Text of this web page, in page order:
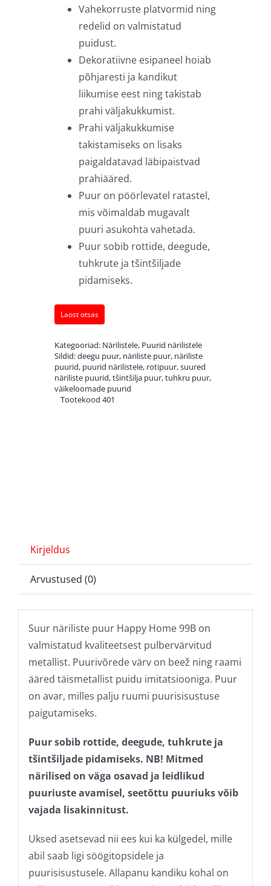
Vahekorruste platvormid ning
redelid on valmistatud
puidust.
Dekoratiivne esipaneel hoiab
põhjaresti ja kandikut
liikumise eest ning takistab
prahi väljakukkumist.
Prahi väljakukkumise
takistamiseks on lisaks
paigaldatavad läbipaistvad
prahiääred.
Puur on pöörlevatel ratastel,
mis võimaldab mugavalt
puuri asukohta vahetada.
Puur sobib rottide, deegude,
tuhkrute ja tšintšiljade
pidamiseks.
Laost otsas
Kategooriad: Närilistele, Puurid närilistele
Sildid:deegu puur, näriliste puur, näriliste
puurid, puurid närilistele, rotipuur,suured
näriliste puurid,tšintšilja puur,tuhkru puur,
väikeloomade puurid
Tootekood 401
Kirjeldus
Arvustused (0)
Suur näriliste puur Happy Home 99B on
valmistatud kvaliteetsest pulbervärvitud
metallist. Puurivõrede värv on beež ning raami
ääred täismetallist puidu imitatsiooniga. Puur
on avar, milles palju ruumi puurisisustuse
paigutamiseks.
Puur sobib rottide, deegude, tuhkrute ja
tšintšiljade pidamiseks. NB! Mitmed
närilised on väga osavad ja leidlikud
puuriuste avamisel, seetõttu puuriuks võib
vajada lisakinnitust.
Uksed asetsevad nii ees kui ka külgedel, mille
abil saab ligi söögitopsidele ja
puurisisustusele. Allapanu kandiku kohal on